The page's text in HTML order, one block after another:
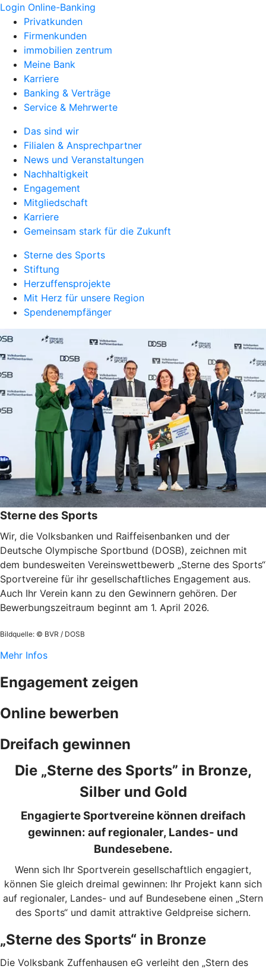
Login Online-Banking
Privatkunden
Firmenkunden
immobilien zentrum
Meine Bank
Karriere
Banking & Verträge
Service & Mehrwerte
Das sind wir
Filialen & Ansprechpartner
News und Veranstaltungen
Nachhaltigkeit
Engagement
Mitgliedschaft
Karriere
Gemeinsam stark für die Zukunft
Sterne des Sports
Stiftung
Herzuffensprojekte
Mit Herz für unsere Region
Spendenempfänger
Sterne des Sports
Wir, die Volksbanken und Raiffeisenbanken und der
Deutsche Olympische Sportbund (DOSB), zeichnen mit
dem bundesweiten Vereinswettbewerb „Sterne des Sports“
Sportvereine für ihr gesellschaftliches Engagement aus.
Auch Ihr Verein kann zu den Gewinnern gehören. Der
Bewerbungszeitraum beginnt am 1. April 2026.
Bildquelle: © BVR / DOSB
Mehr Infos
Engagement zeigen
Online bewerben
Dreifach gewinnen
Die „Sterne des Sports” in Bronze,
Silber und Gold
Engagierte Sportvereine können dreifach
gewinnen: auf regionaler, Landes- und
Bundesebene.
Wenn sich Ihr Sportverein gesellschaftlich engagiert,
können Sie gleich dreimal gewinnen: Ihr Projekt kann sich
auf regionaler, Landes- und auf Bundesebene einen „Stern
des Sports“ und damit attraktive Geldpreise sichern.
„Sterne des Sports“ in Bronze
Die Volksbank Zuffenhausen eG verleiht den „Stern des